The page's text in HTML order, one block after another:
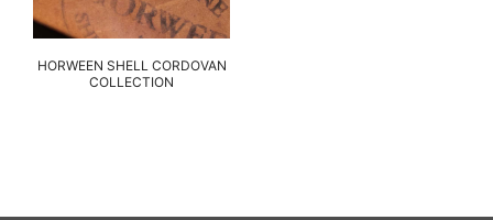
HORWEEN SHELL CORDOVAN
COLLECTION